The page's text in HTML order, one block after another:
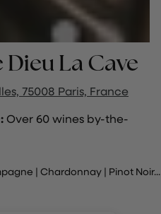
La Cave
75008 Paris, France
Over 60 wines by-the-
| Chardonnay | Pinot Noir...